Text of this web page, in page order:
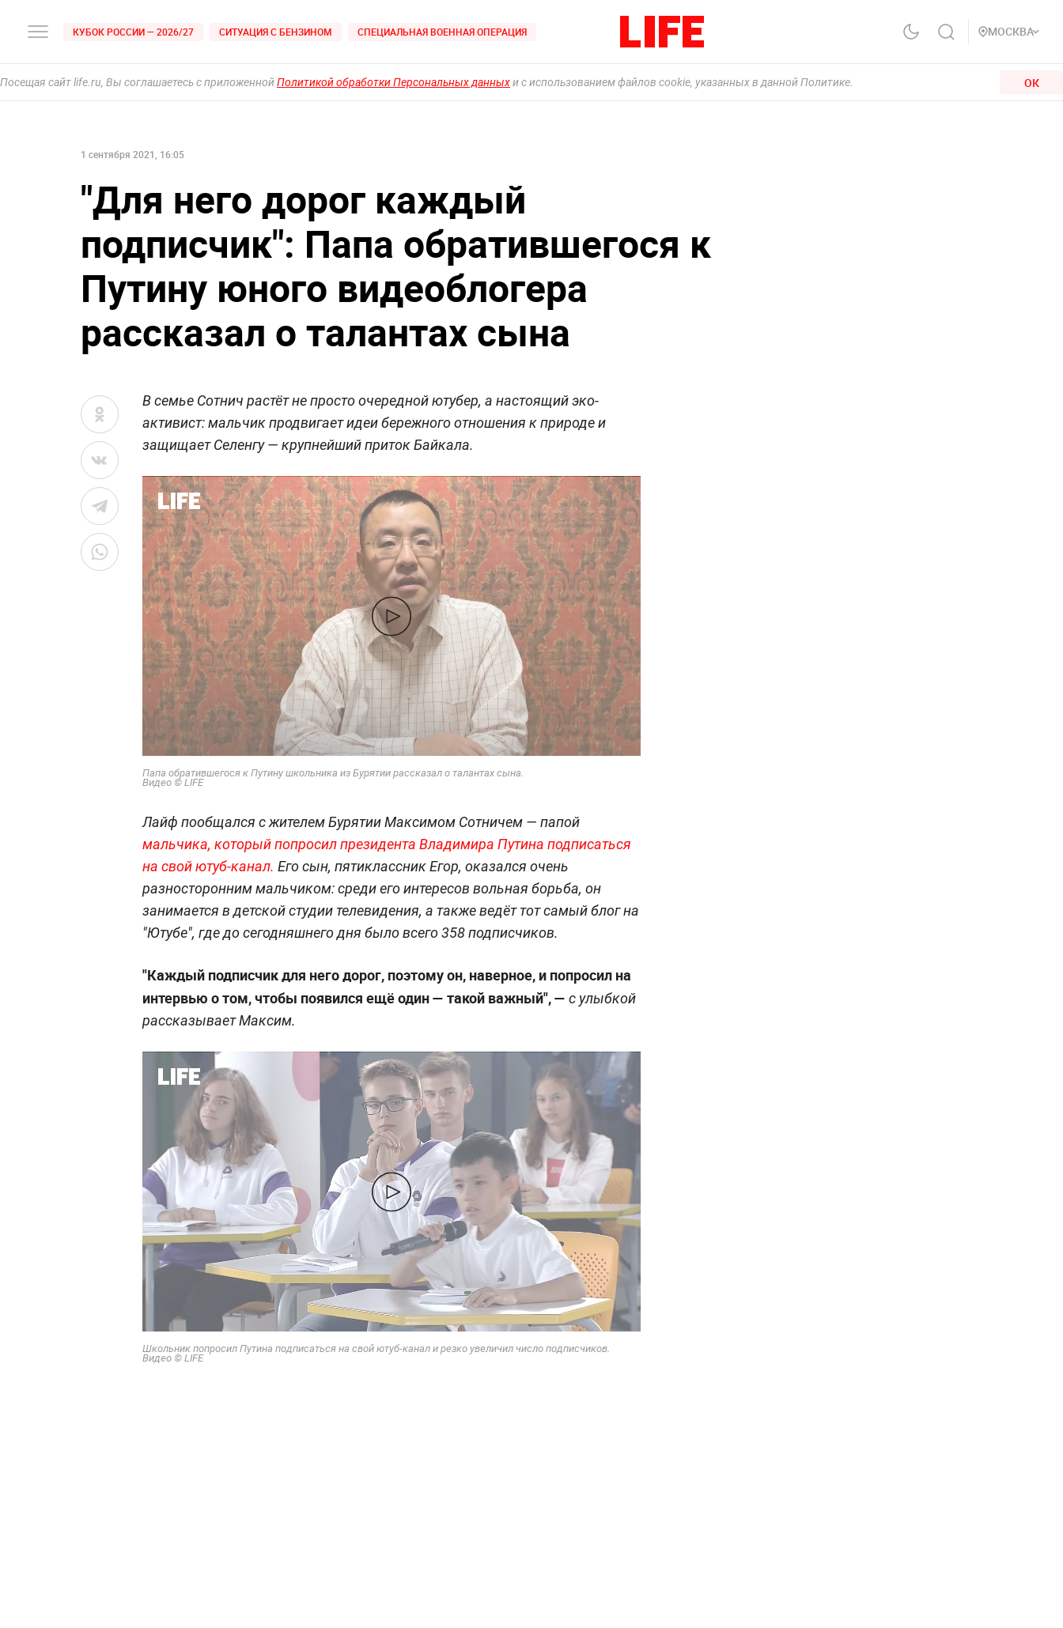
КУБОК РОССИИ — 2026/27 СИТУАЦИЯ С БЕНЗИНОМ СПЕЦИАЛЬНАЯ ВОЕННАЯ ОПЕРАЦИЯ МОСКВА
Посещая сайт life.ru, Вы соглашаетесь с приложеннойПолитикой обработки Персональных данныхи с использованием файлов cookie, указанных в данной Политике. ОК
1 сентября 2021, 16:05
"Для него дорог каждый
подписчик": Папа обратившегося к
Путину юного видеоблогера
рассказал о талантах сына
В семье Сотнич растёт не просто очередной ютубер, а настоящий эко-
активист: мальчик продвигает идеи бережного отношения к природе и
защищает Селенгу — крупнейший приток Байкала.
Папа обратившегося к Путину школьника из Бурятии рассказал о талантах сына.
Видео © LIFE
Лайф пообщался с жителем Бурятии Максимом Сотничем — папой
мальчика, который попросил президента Владимира Путина подписаться
на свой ютуб-канал. Его сын, пятиклассник Егор, оказался очень
разносторонним мальчиком: среди его интересов вольная борьба, он
занимается в детской студии телевидения, а также ведёт тот самый блог на
"Ютубе", где до сегодняшнего дня было всего 358 подписчиков.
"Каждый подписчик для него дорог, поэтому он, наверное, и попросил на
интервью о том, чтобы появился ещё один — такой важный", — с улыбкой
рассказывает Максим.
Школьник попросил Путина подписаться на свой ютуб-канал и резко увеличил число подписчиков.
Видео © LIFE